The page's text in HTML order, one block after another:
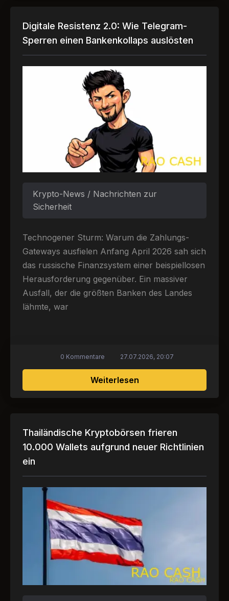
Digitale Resistenz 2.0: Wie Telegram-
Sperren einen Bankenkollaps auslösten
Krypto-News / Nachrichten zur
Sicherheit
Technogener Sturm: Warum die Zahlungs-
Gateways ausfielen Anfang April 2026 sah sich
das russische Finanzsystem einer beispiellosen
Herausforderung gegenüber. Ein massiver
Ausfall, der die größten Banken des Landes
lähmte, war
Weiterlesenüber Digitale
0 Kommentare 27.07.2026, 20:07
Thailändische Kryptobörsen frieren
10.000 Wallets aufgrund neuer Richtlinien
ein